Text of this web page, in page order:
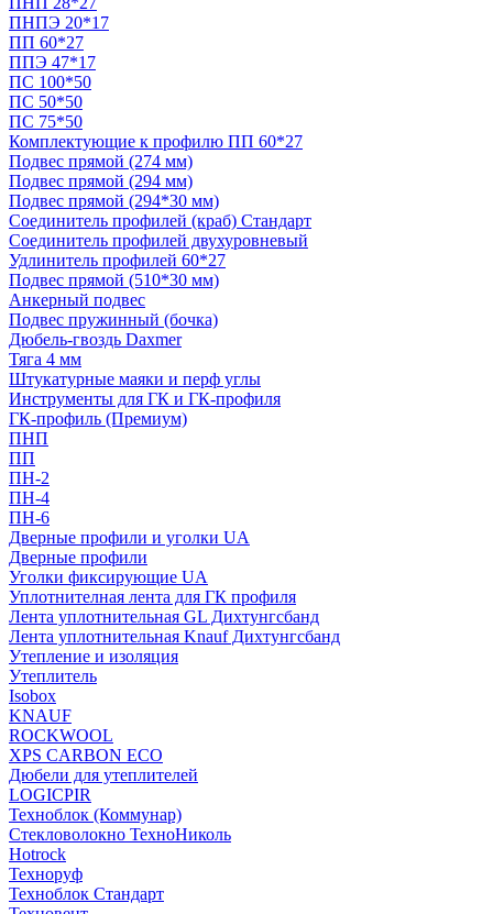
ПНПЭ 20*17
ПП 60*27
ППЭ 47*17
ПС 100*50
ПС 50*50
ПС 75*50
Комплектующие к профилю ПП 60*27
Подвес прямой (274 мм)
Подвес прямой (294 мм)
Подвес прямой (294*30 мм)
Соединитель профилей (краб) Стандарт
Соединитель профилей двухуровневый
Удлинитель профилей 60*27
Подвес прямой (510*30 мм)
Анкерный подвес
Подвес пружинный (бочка)
Дюбель-гвоздь Daxmer
Тяга 4 мм
Штукатурные маяки и перф углы
Инструменты для ГК и ГК-профиля
ГК-профиль (Премиум)
ПНП
ПП
ПН-2
ПН-4
ПН-6
Дверные профили и уголки UA
Дверные профили
Уголки фиксирующие UA
Уплотнителная лента для ГК профиля
Лента уплотнительная GL Дихтунгсбанд
Лента уплотнительная Knauf Дихтунгсбанд
Утепление и изоляция
Утеплитель
Isobox
KNAUF
ROCKWOOL
XPS CARBON ECO
Дюбели для утеплителей
LOGICPIR
Техноблок (Коммунар)
Стекловолокно ТехноНиколь
Hotrock
Технoруф
Техноблок Стандарт